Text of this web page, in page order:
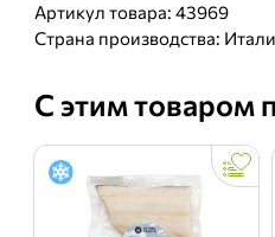
Артикул товара: 43969
Страна производства:
С этим товаром